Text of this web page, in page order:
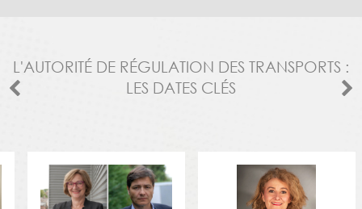
L'AUTORITÉ DE RÉGULATION DES TRANSPORTS :
LES DATES CLÉS